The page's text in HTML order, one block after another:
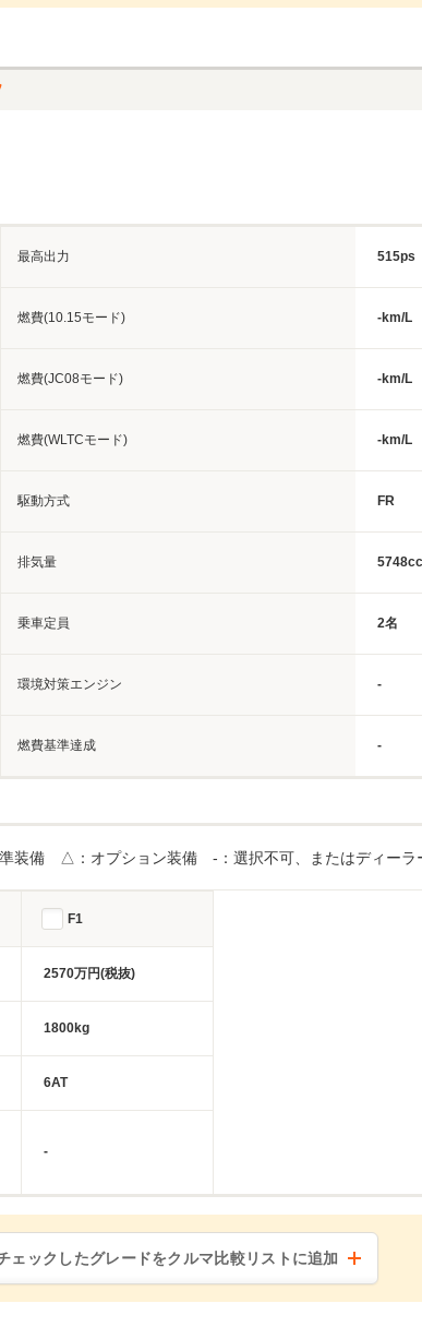
最高出力 515ps
燃費(10.15モード) -km/L
燃費(JC08モード) -km/L
燃費(WLTCモード) -km/L
駆動方式 FR
排気量 5748cc
乗車定員 2名
環境対策エンジン -
燃費基準達成 -
装備 △：オプション装備 -：選択不可、またはディーラ
F1
2570万円(税抜)
1800kg
6AT
-
ェックしたグレードをクルマ比較リストに追加